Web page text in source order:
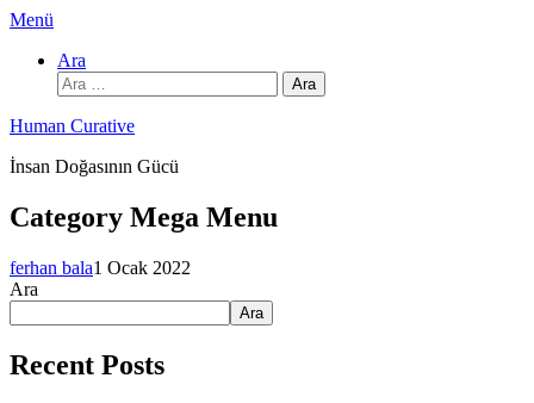
İçeriğe
Menü
Ara
Arama:
Human Curative
İnsan Doğasının Gücü
Category Mega Menu
ferhan bala1 Ocak 2022
Ara
Ara
Recent Posts